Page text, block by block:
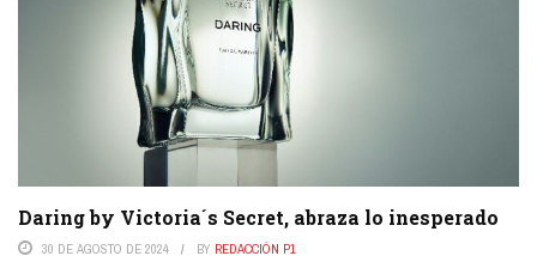
Daring by Victoria´s Secret, abraza lo inesperado
30 DE AGOSTO DE 2024 BY REDACCIÓN P1